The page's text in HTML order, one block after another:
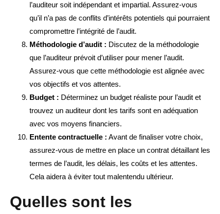
l’auditeur soit indépendant et impartial. Assurez-vous
qu’il n’a pas de conflits d’intérêts potentiels qui pourraient
compromettre l’intégrité de l’audit.
Méthodologie d’audit : Discutez de la méthodologie
que l’auditeur prévoit d’utiliser pour mener l’audit.
Assurez-vous que cette méthodologie est alignée avec
vos objectifs et vos attentes.
Budget : Déterminez un budget réaliste pour l’audit et
trouvez un auditeur dont les tarifs sont en adéquation
avec vos moyens financiers.
Entente contractuelle : Avant de finaliser votre choix,
assurez-vous de mettre en place un contrat détaillant les
termes de l’audit, les délais, les coûts et les attentes.
Cela aidera à éviter tout malentendu ultérieur.
Quelles sont les